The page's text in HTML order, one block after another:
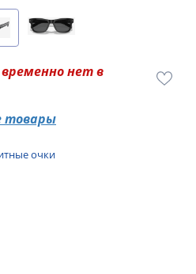
нет в
товары
очки